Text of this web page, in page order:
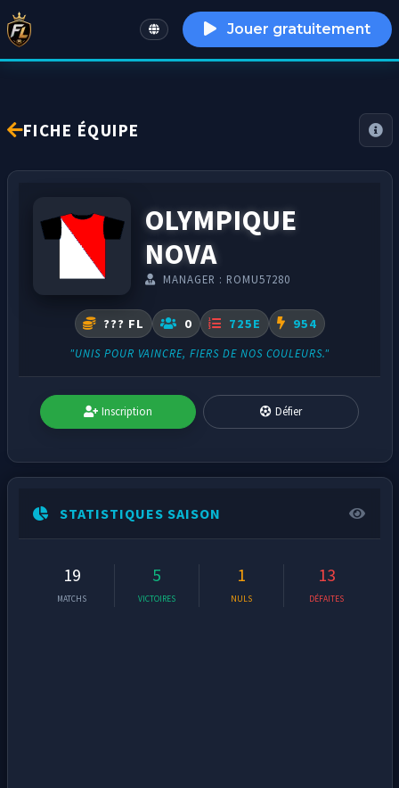
English Jouer gratuitement
FICHE ÉQUIPE
OLYMPIQUE
NOVA
MANAGER : ROMU57280
??? FL 0 725E 954
"UNIS POUR VAINCRE, FIERS DE NOS COULEURS."
Inscription Défier
STATISTIQUES SAISON
19
MATCHS
5
VICTOIRES
1
NULS
13
DÉFAITES